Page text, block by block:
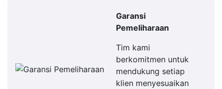
Garansi
Pemeliharaan
Tim kami
berkomitmen untuk
mendukung setiap
klien menyesuaikan